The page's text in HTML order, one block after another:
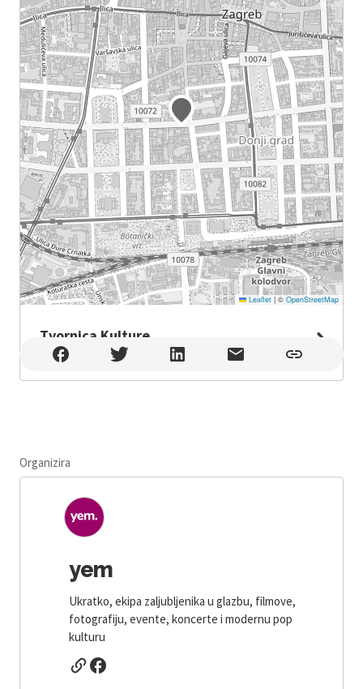
Leaflet |© OpenStreetMap
Tvornica Kulture
Tvornica Kulture , Zagreb
Organizira
yem
Ukratko, ekipa zaljubljenika u glazbu, filmove,
fotografiju, evente, koncerte i modernu pop
kulturu